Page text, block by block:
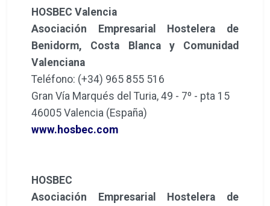
HOSBEC Valencia
Asociación Empresarial Hostelera de
Benidorm, Costa Blanca y Comunidad
Valenciana
Teléfono: (+34) 965 855 516
Gran Vía Marqués del Turia, 49 - 7º - pta 15
46005 Valencia (España)
www.hosbec.com
HOSBEC
Asociación Empresarial Hostelera de